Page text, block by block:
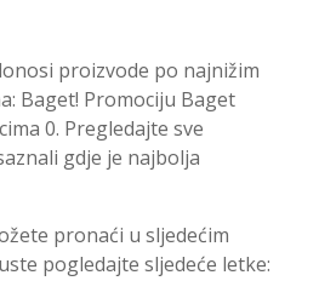
proizvode po najnižim
Baget! Promociju Baget
0. Pregledajte sve
gdje je najbolja
pronaći u sljedećim
pogledajte sljedeće letke: